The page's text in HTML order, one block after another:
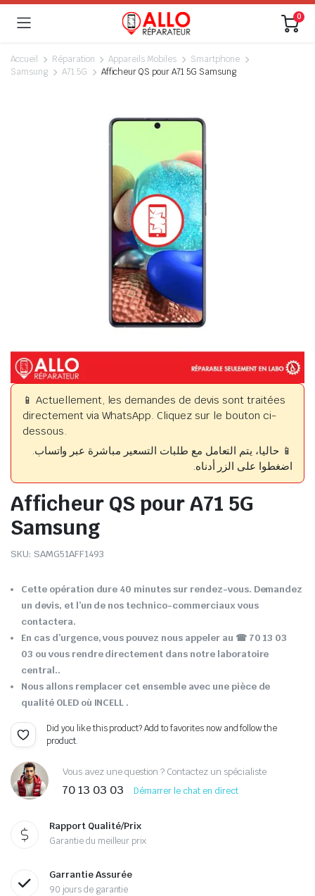
0
Accueil Réparation Appareils Mobiles
Smartphone
Samsung
A71 5G Afficheur QS pour A71 5G Samsung
📱 Actuellement, les demandes de devis sont traitées
directement via WhatsApp. Cliquez sur le bouton ci-
dessous.
📱 حاليا، يتم التعامل مع طلبات التسعير مباشرة عبر واتساب.
اضغطوا على الزر أدناه.
Afficheur QS pour A71 5G
Samsung
SKU: SAMG51AFF1493
Cette opération dure 40 minutes sur rendez-vous. Demandez
un devis, et l’un de nos technico-commerciaux vous
contactera.
En cas d’urgence, vous pouvez nous appeler au ☎ 70 13 03
03 ou vous rendre directement dans notre laboratoire
central..
Nous allons remplacer cet ensemble avec une pièce de
qualité OLED où INCELL .
Did you like this product? Add to favorites now and follow the
product.
Vous avez une question ? Contactez un spécialiste
70 13 03 03 Démarrer le chat en direct
Rapport Qualité/Prix
Garantie du meilleur prix
Garrantie Assurée
90 jours de garantie